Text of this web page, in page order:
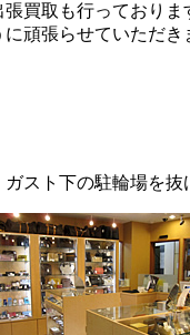
買取も行っておりま
頑張らせていただき
スト下の駐輪場を抜